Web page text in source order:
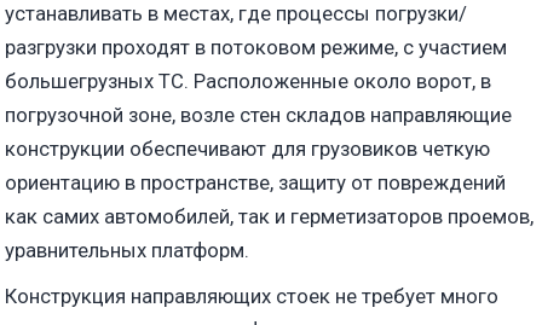
устанавливать в местах, где процессы погрузки/
разгрузки проходят в потоковом режиме, с участием
большегрузных ТС. Расположенные около ворот, в
погрузочной зоне, возле стен складов направляющие
конструкции обеспечивают для грузовиков четкую
ориентацию в пространстве, защиту от повреждений
как самих автомобилей, так и герметизаторов проемов,
уравнительных платформ.
Конструкция направляющих стоек не требует много